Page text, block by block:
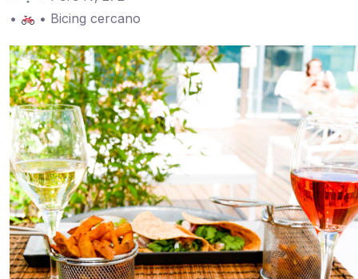
•
• Bicing cercano